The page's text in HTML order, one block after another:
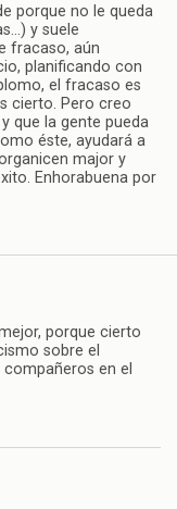
porque no le queda
y suele
fracaso, aún
planificando con
el fracaso es
cierto. Pero creo
que la gente pueda
éste, ayudará a
major y
Enhorabuena por
porque cierto
sobre el
en el